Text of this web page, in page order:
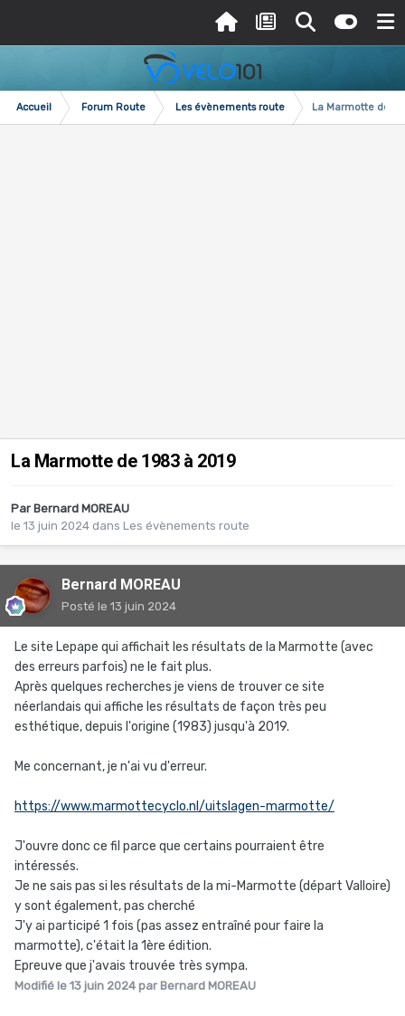
Accueil Forum Route Les évènements route La Marmotte de
La Marmotte de 1983 à 2019
Par Bernard MOREAU
le 13 juin 2024 dans Les évènements route
Bernard MOREAU
Posté le 13 juin 2024
Le site Lepape qui affichait les résultats de la Marmotte (avec
des erreurs parfois) ne le fait plus.
Après quelques recherches je viens de trouver ce site
néerlandais qui affiche les résultats de façon très peu
esthétique, depuis l'origine (1983) jusqu'à 2019.
Me concernant, je n'ai vu d'erreur.
https://www.marmottecyclo.nl/uitslagen-marmotte/
J'ouvre donc ce fil parce que certains pourraient être
intéressés.
Je ne sais pas si les résultats de la mi-Marmotte (départ Valloire)
y sont également, pas cherché
J'y ai participé 1 fois (pas assez entraîné pour faire la
marmotte), c'était la 1ère édition.
Epreuve que j'avais trouvée très sympa.
Modifié le 13 juin 2024 par Bernard MOREAU